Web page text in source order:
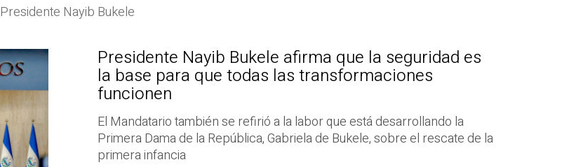
Presidente Nayib Bukele
Presidente Nayib Bukele afirma que la seguridad es
la base para que todas las transformaciones
funcionen
El Mandatario también se refirió a la labor que está desarrollando la
Primera Dama de la República, Gabriela de Bukele, sobre el rescate de la
primera infancia